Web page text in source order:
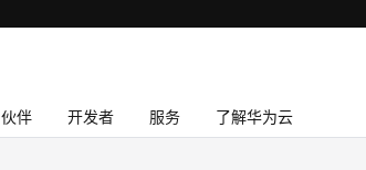
伙伴 开发者 服务 了解华为云